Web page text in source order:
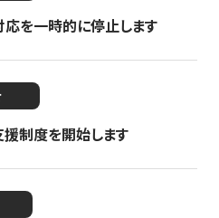
を一時的に停止します
制度を開始します